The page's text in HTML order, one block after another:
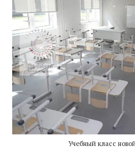
Учебный класс